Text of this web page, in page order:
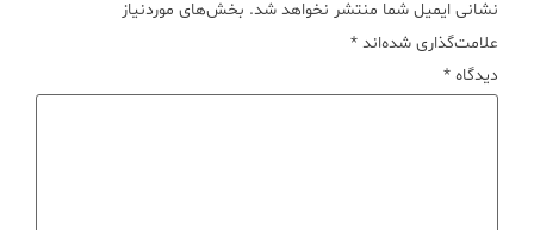
نشانی ایمیل شما منتشر نخواهد شد. بخش‌های موردنیاز
علامت‌گذاری شده‌اند *
دیدگاه *